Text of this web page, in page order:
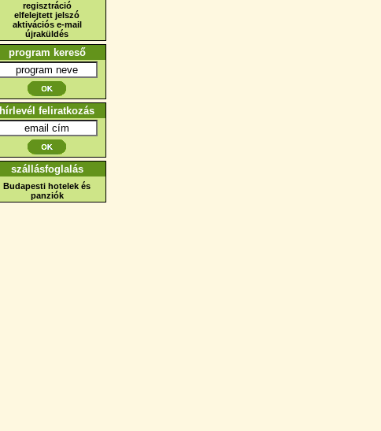
regisztráció
elfelejtett jelszó
aktivációs e-mail
újraküldés
program kereső
hírlevél feliratkozás
szállásfoglalás
Budapesti hotelek és
panziók